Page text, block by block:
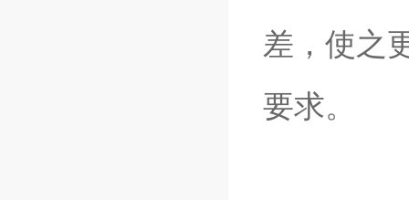
差，使之
要求。